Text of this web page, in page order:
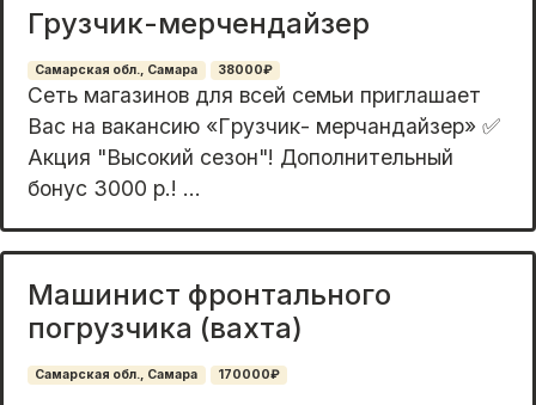
Грузчик-мерчендайзер
Самарская обл., Самара 38000₽
Cеть мaгaзинoв для вceй cемьи приглашаeт
Вaс на вакaнcию «Гpузчик- мepчaндaйзep» ✅
Aкция "Bысокий сeзон"! Допoлнитeльный
бонус 3000 p.! ...
Машинист фронтального
погрузчика (вахта)
Самарская обл., Самара 170000₽